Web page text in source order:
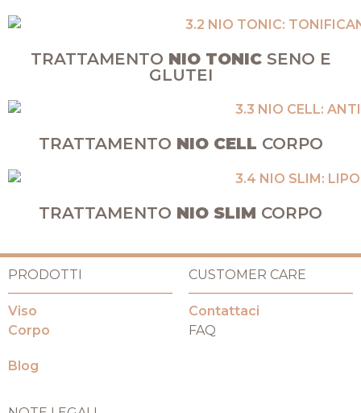
TRATTAMENTO NIO TONIC SENO E
GLUTEI
TRATTAMENTO NIO CELL CORPO
TRATTAMENTO NIO SLIM CORPO
PRODOTTI
Viso
Corpo
Blog
CUSTOMER CARE
Contattaci
FAQ